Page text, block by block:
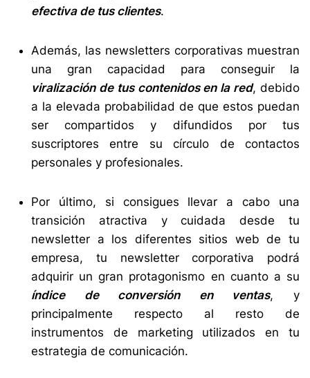
efectiva de tus clientes.
Además, las newsletters corporativas muestran
una gran capacidad para conseguir la
viralización de tus contenidos en la red, debido
a la elevada probabilidad de que estos puedan
ser compartidos y difundidos por tus
suscriptores entre su círculo de contactos
personales y profesionales.
Por último, si consigues llevar a cabo una
transición atractiva y cuidada desde tu
newsletter a los diferentes sitios web de tu
empresa, tu newsletter corporativa podrá
adquirir un gran protagonismo en cuanto a su
índice de conversión en ventas, y
principalmente respecto al resto de
instrumentos de marketing utilizados en tu
estrategia de comunicación.